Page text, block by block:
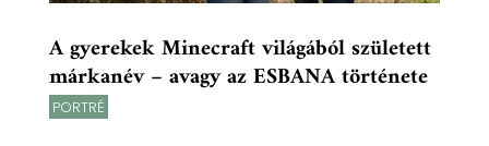
A gyerekek Minecraft világából született
márkanév – avagy az ESBANA története
PORTRÉ